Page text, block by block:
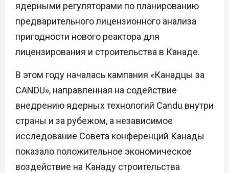
ядерными регуляторами по планированию
предварительного лицензионного анализа
пригодности нового реактора для
лицензирования и строительства в Канаде.
В этом году началась кампания «Канадцы за
CANDU», направленная на содействие
внедрению ядерных технологий Candu внутри
страны и за рубежом, а независимое
исследование Совета конференций Канады
показало положительное экономическое
воздействие на Канаду строительства